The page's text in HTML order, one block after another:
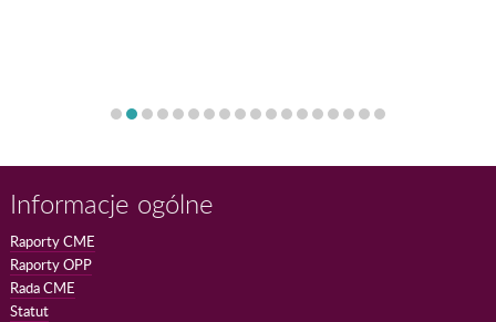
Informacje ogólne
Raporty CME
Raporty OPP
Rada CME
Statut